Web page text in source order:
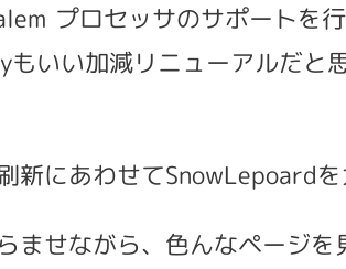
プロセッサのサポートを
もいい加減リニューアルだ
新にあわせてSnowLepoard
ませながら、色んなページ